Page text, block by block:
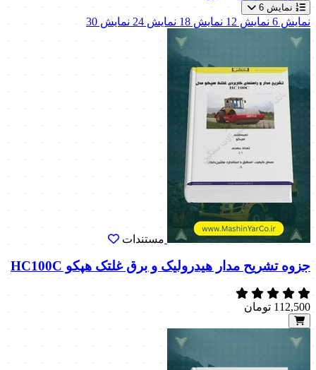
نمایش 6
نمایش 6 نمایش 12 نمایش 18 نمایش 24 نمایش 30
مستندات
جزوه تشریح مدار هیدرولیک و برق غلتک هپکو HC100C
112,500 تومان